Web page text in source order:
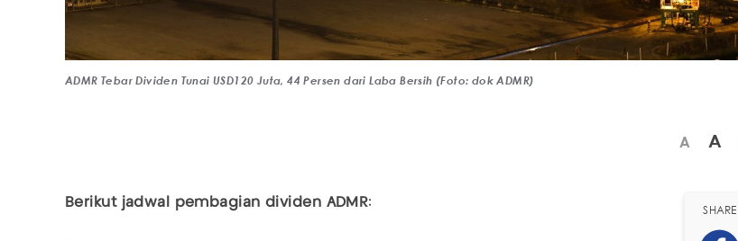
ADMR Tebar Dividen Tunai USD120 Juta, 44 Persen dari Laba Bersih (Foto: dok ADMR)
A A
Berikut jadwal pembagian dividen ADMR:
SHARE